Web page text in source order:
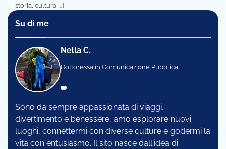
storia, cultura […]
Su di me
Nella C.
Dottoressa in Comunicazione Pubblica
Sono da sempre appassionata di viaggi,
divertimento e benessere, amo esplorare nuovi
luoghi, connettermi con diverse culture e godermi la
vita con entusiasmo. Il sito nasce dall'idea di